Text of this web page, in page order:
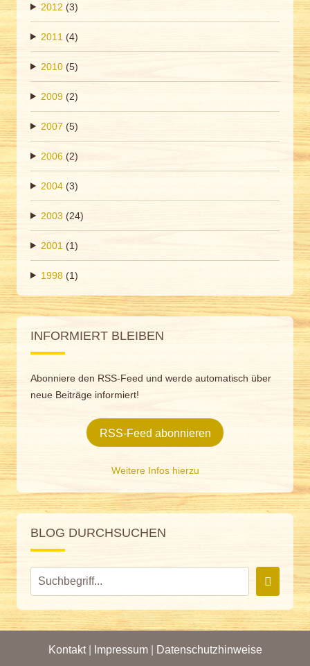
2012 (3)
2011 (4)
2010 (5)
2009 (2)
2007 (5)
2006 (2)
2004 (3)
2003 (24)
2001 (1)
1998 (1)
INFORMIERT BLEIBEN
Abonniere den RSS-Feed und werde automatisch über
neue Beiträge informiert!
RSS-Feed abonnieren
Weitere Infos hierzu
BLOG DURCHSUCHEN
Kontakt| Impressum| Datenschutzhinweise